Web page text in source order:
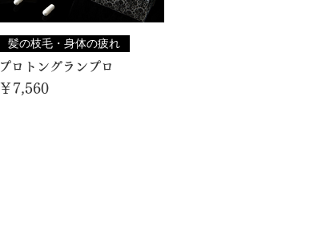
髪の枝毛・身体の疲れ
プロトングランプロ
価格
￥7,560